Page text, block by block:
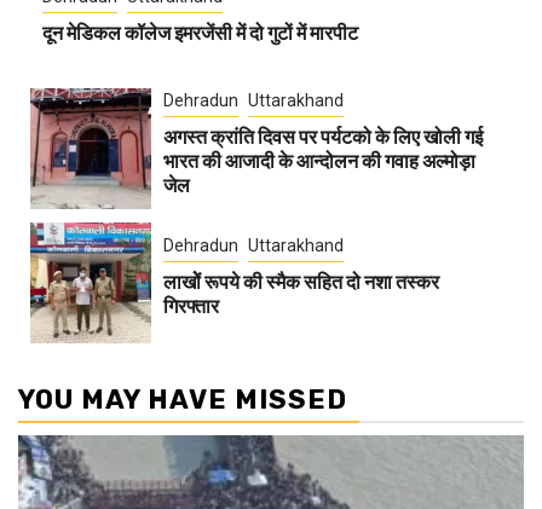
दून मेडिकल कॉलेज इमरजेंसी में दो गुटों में मारपीट
Dehradun Uttarakhand
अगस्त क्रांति दिवस पर पर्यटको के लिए खोली गई
भारत की आजादी के आन्दोलन की गवाह अल्मोड़ा
जेल
Dehradun Uttarakhand
लाखोें रूपये की स्मैक सहित दो नशा तस्कर
गिरफ्तार
YOU MAY HAVE MISSED